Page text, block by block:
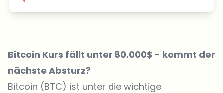
Bitcoin Kurs fällt unter 80.000$ - kommt der
nächste Absturz?
Bitcoin (BTC) ist unter die wichtige